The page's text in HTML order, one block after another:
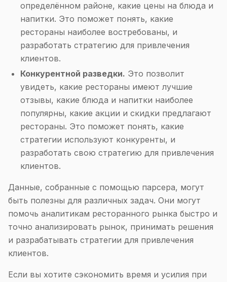
определённом районе, какие цены на блюда и
напитки. Это поможет понять, какие
рестораны наиболее востребованы, и
разработать стратегию для привлечения
клиентов.
Конкурентной разведки. Это позволит
увидеть, какие рестораны имеют лучшие
отзывы, какие блюда и напитки наиболее
популярны, какие акции и скидки предлагают
рестораны. Это поможет понять, какие
стратегии используют конкуренты, и
разработать свою стратегию для привлечения
клиентов.
Данные, собранные с помощью парсера, могут
быть полезны для различных задач. Они могут
помочь аналитикам ресторанного рынка быстро и
точно анализировать рынок, принимать решения
и разрабатывать стратегии для привлечения
клиентов.
Если вы хотите сэкономить время и усилия при